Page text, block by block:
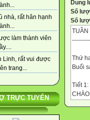
nhà, rất hân hạnh
làm thành viên
Linh, rất vui được
trang...
TRỰC TUYẾN
Dung
Số
Số
TUẦN
Thứ
Buổi
Tiết 1: